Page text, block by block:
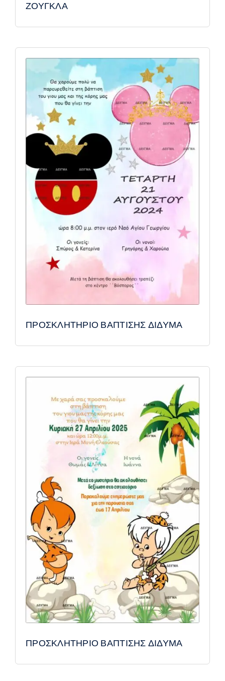
ΖΟΥΓΚΛΑ
ΠΡΟΣΚΛΗΤΗΡΙΟ ΒΑΠΤΙΣΗΣ ΔΙΔΥΜΑ
ΠΡΟΣΚΛΗΤΗΡΙΟ ΒΑΠΤΙΣΗΣ ΔΙΔΥΜΑ